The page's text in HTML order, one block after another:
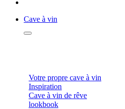
Cave à vin
Votre propre cave à vin
Inspiration
Cave à vin de rêve
lookbook